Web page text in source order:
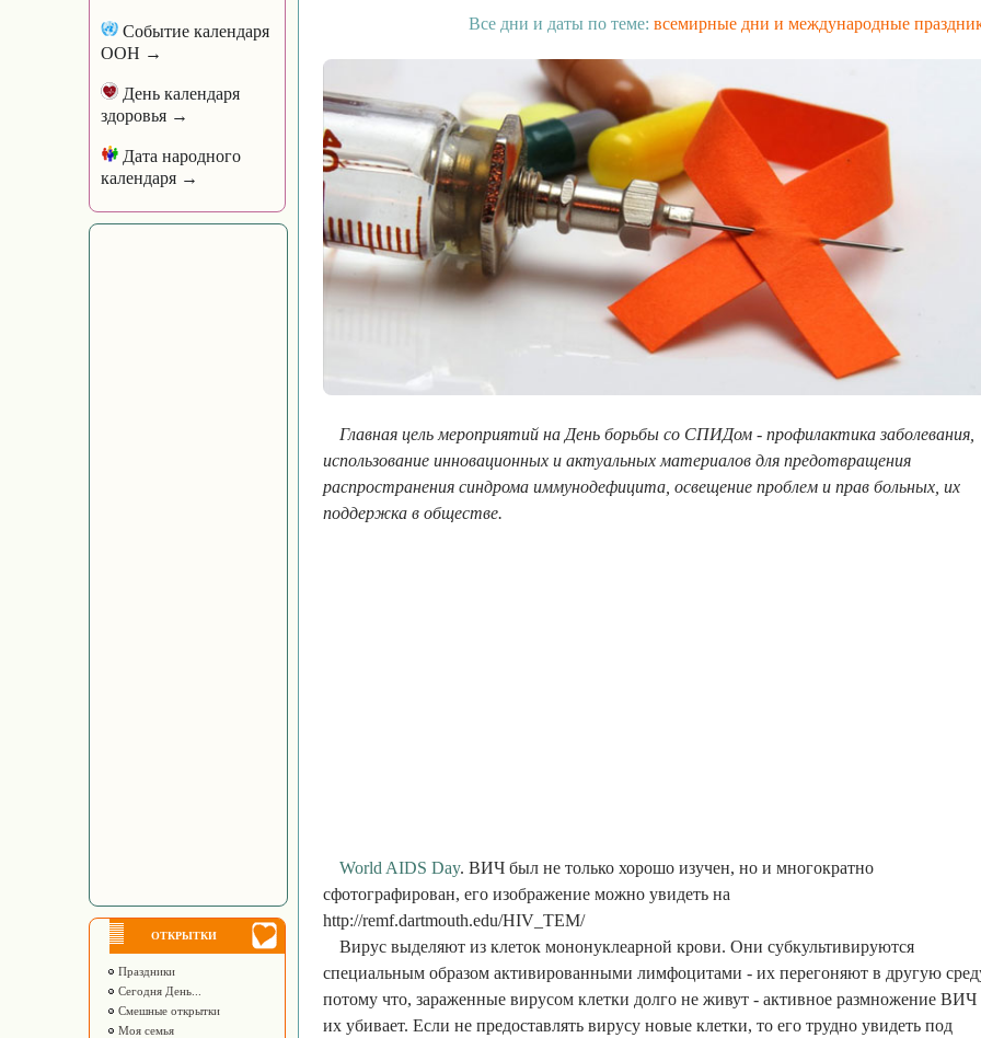
Событие календаря
ООН →
День календаря
здоровья →
Дата народного
календаря →
ОТКРЫТКИ
Праздники
Сегодня День...
Смешные открытки
Моя семья
Все дни и даты по теме: всемирные дни и международные
Главная цель мероприятий на День борьбы со СПИДом - профилактика заболевания,
использование инновационных и актуальных материалов для предотвращения
распространения синдрома иммунодефицита, освещение проблем и прав больных, их
поддержка в обществе.
World AIDS Day. ВИЧ был не только хорошо изучен, но и многократно
сфотографирован, его изображение можно увидеть на
http://remf.dartmouth.edu/HIV_TEM/
Вирус выделяют из клеток мононуклеарной крови. Они субкультивируются
специальным образом активированными лимфоцитами - их перегоняют в другую
потому что, зараженные вирусом клетки долго не живут - активное размножение ВИЧ
их убивает. Если не предоставлять вирусу новые клетки, то его трудно увидеть под